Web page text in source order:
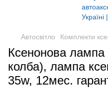
Автосвітло Комплекти
Ксенонова
колба), лампа
35w, 12мес.